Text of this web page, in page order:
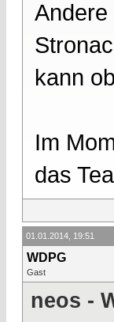
Andere
kann
Im
das
01.01.2014, 19:51
WDPG
Gast
neos -